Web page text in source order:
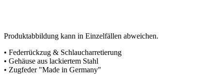
Produktabbildung kann in Einzelfällen abweichen.
• Federrückzug & Schlaucharretierung
• Gehäuse aus lackiertem Stahl
• Zugfeder "Made in Germany"